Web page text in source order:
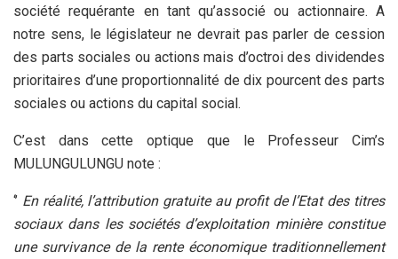
société requérante en tant qu’associé ou actionnaire. A
notre sens, le législateur ne devrait pas parler de cession
des parts sociales ou actions mais d’octroi des dividendes
prioritaires d’une proportionnalité de dix pourcent des parts
sociales ou actions du capital social.
C’est dans cette optique que le Professeur Cim’s
MULUNGULUNGU note :
‘’ En réalité, l’attribution gratuite au profit de l’Etat des titres
sociaux dans les sociétés d’exploitation minière constitue
une survivance de la rente économique traditionnellement